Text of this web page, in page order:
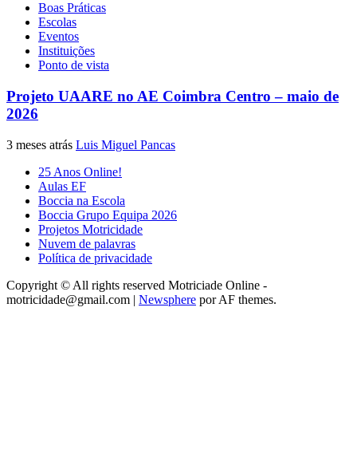
Boas Práticas
Escolas
Eventos
Instituições
Ponto de vista
Projeto UAARE no AE Coimbra Centro – maio de
2026
3 meses atrás Luis Miguel Pancas
25 Anos Online!
Aulas EF
Boccia na Escola
Boccia Grupo Equipa 2026
Projetos Motricidade
Nuvem de palavras
Política de privacidade
Copyright © All rights reserved Motriciade Online -
motricidade@gmail.com | Newsphere por AF themes.